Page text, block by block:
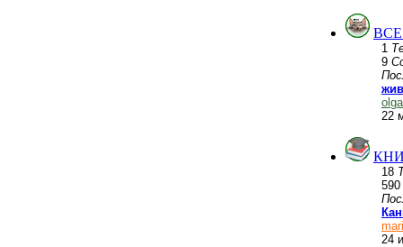
1
9
22
18
590
mari
24